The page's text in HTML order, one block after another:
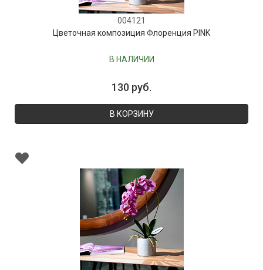
004121
Цветочная композиция Флоренция PINK
В НАЛИЧИИ
130 руб.
В КОРЗИНУ